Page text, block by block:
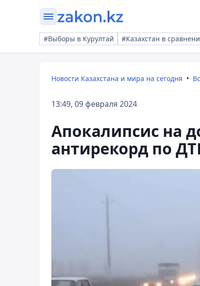
#Выборы в Курултай #Казахстан в
Новости Казахстана и мира на сегодня
13:49, 09 февраля 2024
Апокалипсис на
антирекорд по